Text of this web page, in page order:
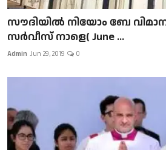
സൗദിയിൽ നിയോം ബേ
സർവീസ് നാളെ( June ...
Admin Jun 29, 2019 0